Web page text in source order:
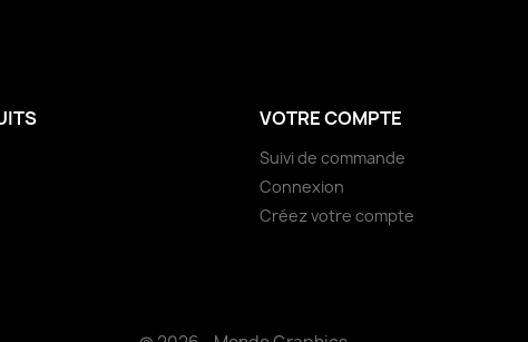
VOTRE COMPTE
Suivi de commande
Connexion
Créez votre compte